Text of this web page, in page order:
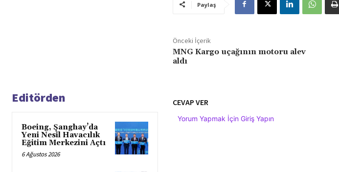
Paylaş
Önceki İçerik
MNG Kargo uçağının motoru alev
aldı
Editörden
Boeing, Şanghay’da
Yeni Nesil Havacılık
Eğitim Merkezini Açtı
6 Ağustos 2026
CEVAP VER
Yorum Yapmak İçin Giriş Yapın